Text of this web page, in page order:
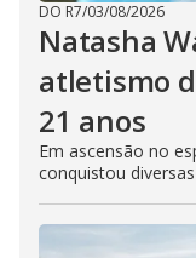
DO R7/03/08/2026
Natasha
atletismo
21 anos
Em ascensão no
conquistou